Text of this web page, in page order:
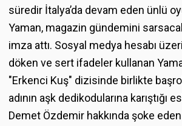
süredir İtalya’da devam eden ünlü
Yaman, magazin gündemini
imza attı. Sosyal medya hesabı
döken ve sert ifadeler kullanan
"Erkenci Kuş" dizisinde birlikte
adının aşk dedikodularına karıştığı
Demet Özdemir hakkında şoke